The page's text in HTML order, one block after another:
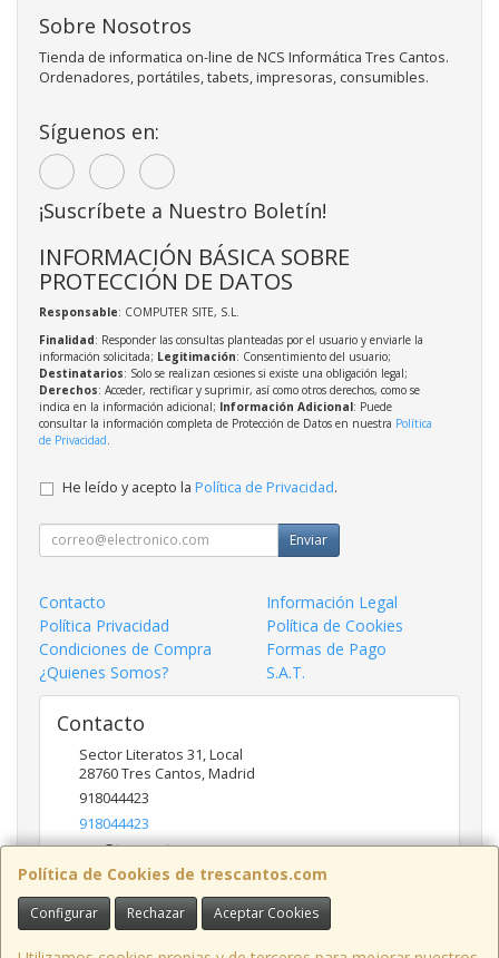
Política de Cookies de trescantos.com
Configurar Rechazar Aceptar Cookies
Sobre Nosotros
Tienda de informatica on-line de NCS Informática Tres Cantos.
Ordenadores, portátiles, tabets, impresoras, consumibles.
Síguenos en:
¡Suscríbete a Nuestro Boletín!
INFORMACIÓN BÁSICA SOBRE
PROTECCIÓN DE DATOS
Responsable: COMPUTER SITE, S.L.
Finalidad: Responder las consultas planteadas por el usuario y enviarle la
información solicitada; Legitimación: Consentimiento del usuario;
Destinatarios: Solo se realizan cesiones si existe una obligación legal;
Derechos: Acceder, rectificar y suprimir, así como otros derechos, como se
indica en la información adicional; Información Adicional: Puede
consultar la información completa de Protección de Datos en nuestra Política
de Privacidad
He leído y acepto la Política de Privacidad.
Enviar
Contacto
Información Legal
Política Privacidad
Política de Cookies
Condiciones de Compra
Formas de Pago
¿Quienes Somos?
S.A.T.
Contacto
Sector Literatos 31, Local
28760Tres Cantos,Madrid
918044423
918044423
ncs@trescantos.com
Horario
Lunes a Viernes 9:30 a 14:00 - 15:30 a 19:00